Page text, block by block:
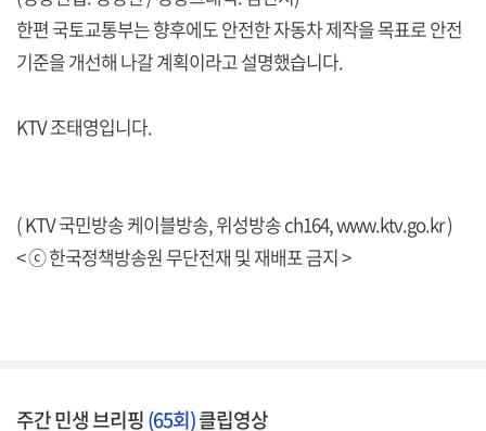
한편 국토교통부는 향후에도 안전한 자동차 제작을 목표로 안전
기준을 개선해 나갈 계획이라고 설명했습니다.
KTV 조태영입니다.
( KTV 국민방송 케이블방송, 위성방송 ch164,www.ktv.go.kr)
< ⓒ 한국정책방송원 무단전재 및 재배포 금지 >
주간 민생 브리핑(65회)클립영상